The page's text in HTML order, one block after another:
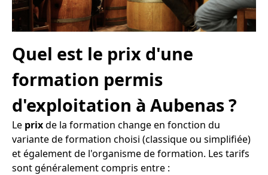
Quel est le prix d'une
formation permis
d'exploitation à Aubenas ?
Le prixde la formation change en fonction du
variante de formation choisi (classique ou simplifiée)
et également de l'organisme de formation. Les tarifs
sont généralement compris entre :